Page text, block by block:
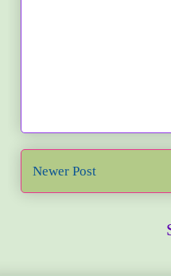
Newer Post